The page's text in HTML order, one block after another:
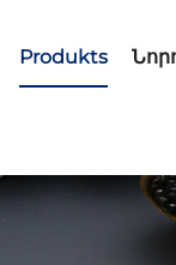
Produkts